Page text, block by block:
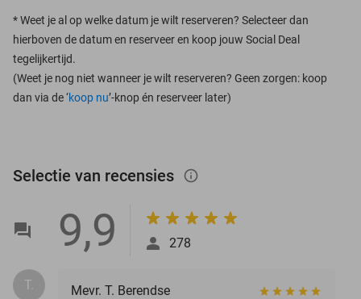
*Weet je al op welke datum je wilt reserveren? Selecteer dan
hierboven de datum en reserveer en koop jouw Social Deal
tegelijkertijd.
(Weet je nog niet wanneer je wilt reserveren? Geen zorgen: koop
dan via de ‘koop nu’-knop én reserveer later)
Selectie van recensies info_outlined
9,9 278
T.
Mevr. T. Berendse